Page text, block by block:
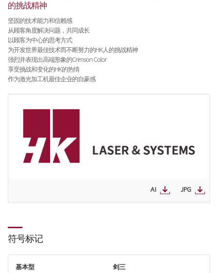
核心价值
长远规划
分公司介绍∨
国内分公司
产品介绍
PS series 二氧化碳
社会贡献活动
活动评论
的挑战精神
坚固的技术能力和信赖感
从顾客角度解决问题，共同成长
以顾客为中心的思考方式
为开发世界最佳技术而不断努力的HK人的挑战精神
强烈并表现出高端形象的Crimson Color
享受挑战和变化的HK的热情
作为激光加工机最佳企业的自豪感
AI JPG
符号标记
基本型 剑三